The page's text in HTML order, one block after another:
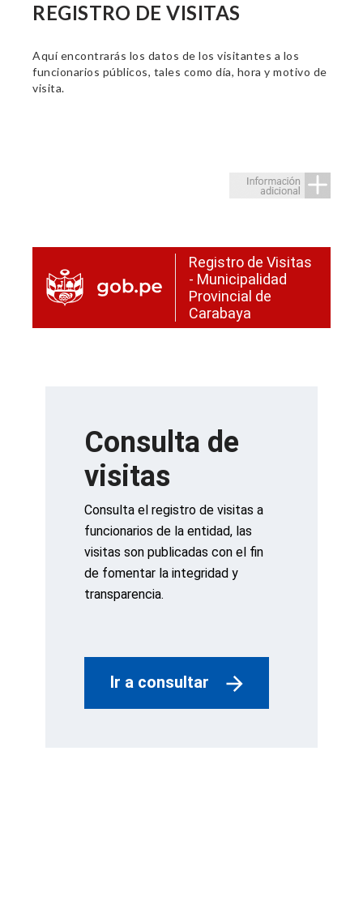
REGISTRO DE VISITAS
Aquí encontrarás los datos de los visitantes a los
funcionarios públicos, tales como día, hora y motivo de
visita.